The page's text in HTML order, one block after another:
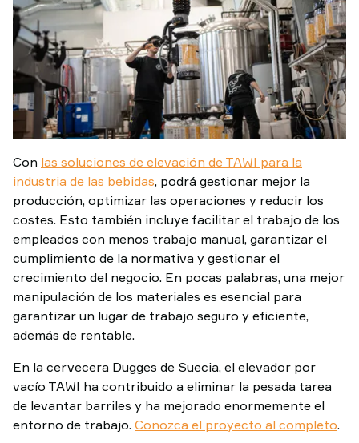
Con las soluciones de elevación de TAWI para la
industria de las bebidas, podrá gestionar mejor la
producción, optimizar las operaciones y reducir los
costes. Esto también incluye facilitar el trabajo de los
empleados con menos trabajo manual, garantizar el
cumplimiento de la normativa y gestionar el
crecimiento del negocio. En pocas palabras, una mejor
manipulación de los materiales es esencial para
garantizar un lugar de trabajo seguro y eficiente,
además de rentable.
En la cervecera Dugges de Suecia, el elevador por
vacío TAWI ha contribuido a eliminar la pesada tarea
de levantar barriles y ha mejorado enormemente el
entorno de trabajo. Conozca el proyecto al completo.